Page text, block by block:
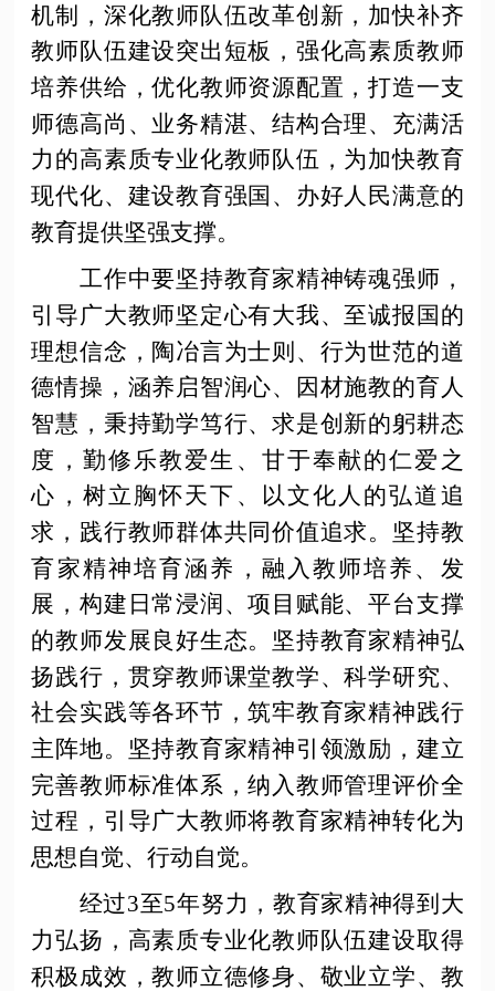
机制，深化教师队伍改革创新，加快补齐
教师队伍建设突出短板，强化高素质教师
培养供给，优化教师资源配置，打造一支
师德高尚、业务精湛、结构合理、充满活
力的高素质专业化教师队伍，为加快教育
现代化、建设教育强国、办好人民满意的
教育提供坚强支撑。
工作中要坚持教育家精神铸魂强师，
引导广大教师坚定心有大我、至诚报国的
理想信念，陶冶言为士则、行为世范的道
德情操，涵养启智润心、因材施教的育人
智慧，秉持勤学笃行、求是创新的躬耕态
度，勤修乐教爱生、甘于奉献的仁爱之
心，树立胸怀天下、以文化人的弘道追
求，践行教师群体共同价值追求。坚持教
育家精神培育涵养，融入教师培养、发
展，构建日常浸润、项目赋能、平台支撑
的教师发展良好生态。坚持教育家精神弘
扬践行，贯穿教师课堂教学、科学研究、
社会实践等各环节，筑牢教育家精神践行
主阵地。坚持教育家精神引领激励，建立
完善教师标准体系，纳入教师管理评价全
过程，引导广大教师将教育家精神转化为
思想自觉、行动自觉。
经过3至5年努力，教育家精神得到大
力弘扬，高素质专业化教师队伍建设取得
积极成效，教师立德修身、敬业立学、教